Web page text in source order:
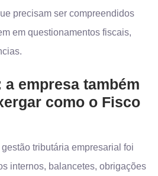
precisam ser compreendidos
em questionamentos fiscais,
empresa também
como o Fisco
tributária empresarial foi
internos, balancetes, obrigações